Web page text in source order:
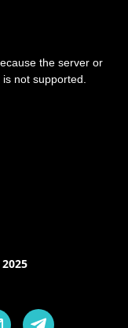
the server or
not supported.